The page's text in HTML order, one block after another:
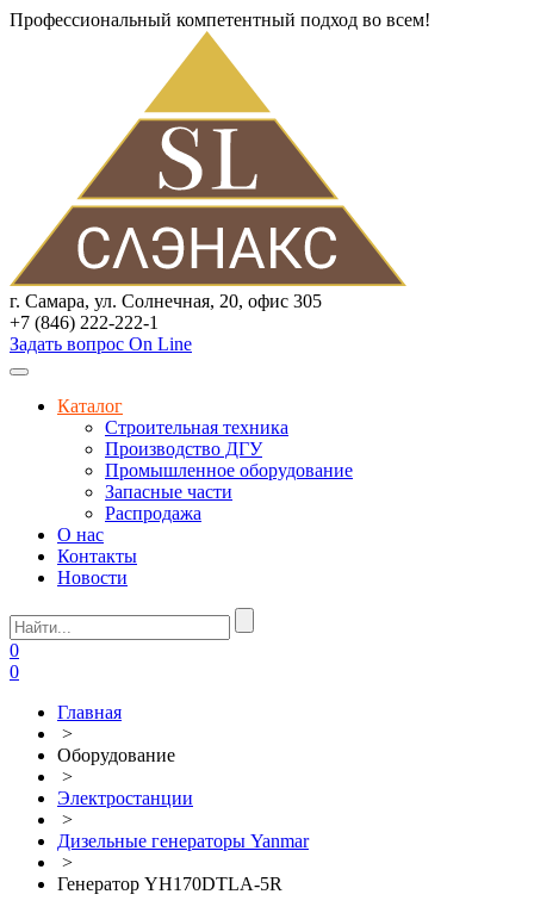
Профессиональный компетентный подход во всем!
г. Самара, ул. Солнечная, 20, офис 305
+7 (846) 222-222-1
Задать вопрос On Line
Каталог
Строительная техника
Производство ДГУ
Промышленное оборудование
Запасные части
Распродажа
О нас
Контакты
Новости
0
0
Главная
>
Оборудование
>
Электростанции
>
Дизельные генераторы Yanmar
>
Генератор YH170DTLA-5R